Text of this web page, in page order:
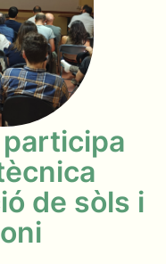
participa
de sòls i